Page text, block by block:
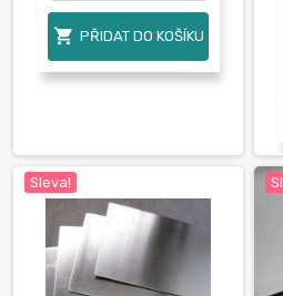
 PŘIDAT DO KOŠÍKU
Sleva!